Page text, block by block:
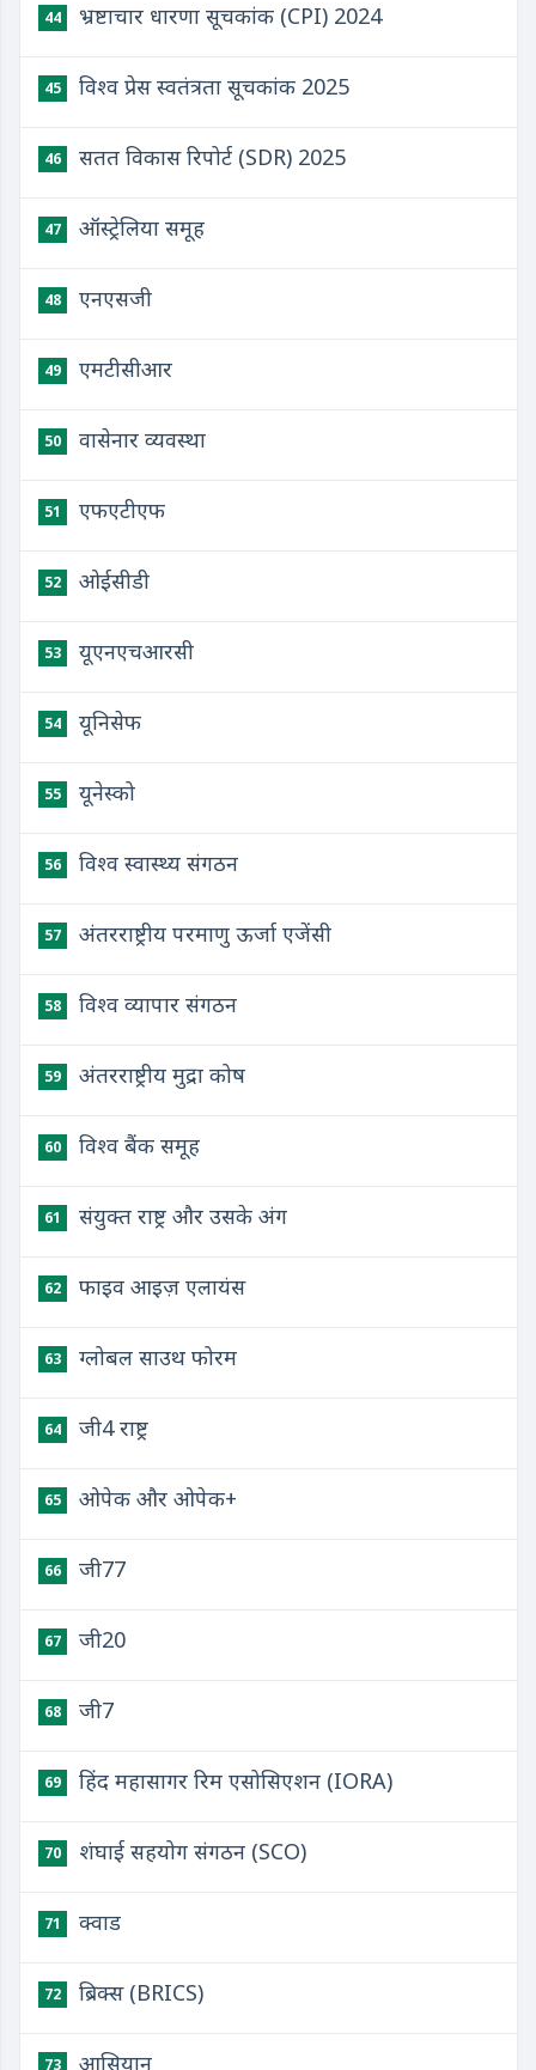
44 भ्रष्टाचार धारणा सूचकांक (CPI) 2024
45 विश्व प्रेस स्वतंत्रता सूचकांक 2025
46 सतत विकास रिपोर्ट (SDR) 2025
47 ऑस्ट्रेलिया समूह
48 एनएसजी
49 एमटीसीआर
50 वासेनार व्यवस्था
51 एफएटीएफ
52 ओईसीडी
53 यूएनएचआरसी
54 यूनिसेफ
55 यूनेस्को
56 विश्व स्वास्थ्य संगठन
57 अंतरराष्ट्रीय परमाणु ऊर्जा एजेंसी
58 विश्व व्यापार संगठन
59 अंतरराष्ट्रीय मुद्रा कोष
60 विश्व बैंक समूह
61 संयुक्त राष्ट्र और उसके अंग
62 फाइव आइज़ एलायंस
63 ग्लोबल साउथ फोरम
64 जी4 राष्ट्र
65 ओपेक और ओपेक+
66 जी77
67 जी20
68 जी7
69 हिंद महासागर रिम एसोसिएशन (IORA)
70 शंघाई सहयोग संगठन (SCO)
71 क्वाड
72 ब्रिक्स (BRICS)
73 आसियान